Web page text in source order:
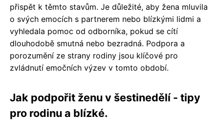
přispět k těmto stavům. Je důležité, aby žena mluvila
o svých emocích s partnerem nebo blízkými lidmi a
vyhledala pomoc od odborníka, pokud se cítí
dlouhodobě smutná nebo bezradná. Podpora a
porozumění ze strany rodiny jsou klíčové pro
zvládnutí emočních výzev v tomto období.
Jak podpořit ženu v šestinedělí - tipy
pro rodinu a blízké.